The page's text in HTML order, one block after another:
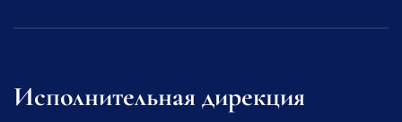
Исполнительная дирекция